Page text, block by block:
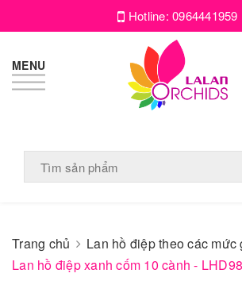
Hotline:0964441959
MENU
Trang chủ
Lan hồ điệp theo các mức
Lan hồ điệp xanh cốm 10 cành -